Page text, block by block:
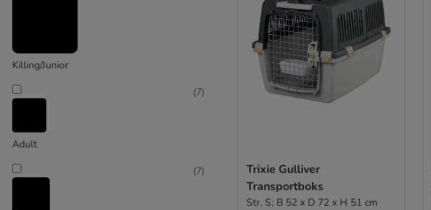
Trixie
Killing/Junior
Adult
(7)
(7)
Trixie Gulliver
Transportboks
Str. S: B 52 x D 72 x H 51 cm